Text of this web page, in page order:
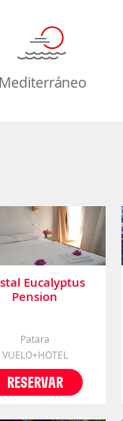
Mediterráneo
Eucalyptus
Pension
Patara
VUELO+HOTEL
RESERVAR